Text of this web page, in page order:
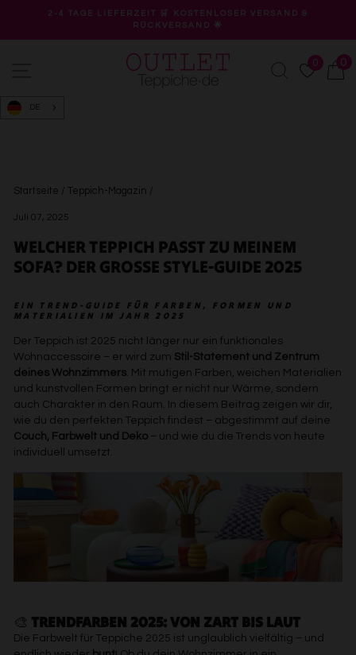
Inhalt
Pause
2-4 TAGE LIEFERZEIT 🛒 KOSTENLOSER VERSAND &
RÜCKVERSAND 🌟
Suche
0 0
Startseite / Teppich-Magazin /
Juli 07, 2025
WELCHER TEPPICH PASST ZU MEINEM
SOFA? DER GROSSE STYLE-GUIDE 2025
EIN TREND-GUIDE FÜR FARBEN, FORMEN UND
MATERIALIEN IM JAHR 2025
Der Teppich ist 2025 nicht länger nur ein funktionales
Wohnaccessoire – er wird zum Stil-Statement und Zentrum
deines Wohnzimmers. Mit mutigen Farben, weichen Materialien
und kunstvollen Formen bringt er nicht nur Wärme, sondern
auch Charakter in den Raum. In diesem Beitrag zeigen wir dir,
wie du den perfekten Teppich findest – abgestimmt auf deine
Couch, Farbwelt und Deko – und wie du die Trends von heute
individuell umsetzt.
🎨 TRENDFARBEN 2025: VON ZART BIS LAUT
Die Farbwelt für Teppiche 2025 ist unglaublich vielfältig – und